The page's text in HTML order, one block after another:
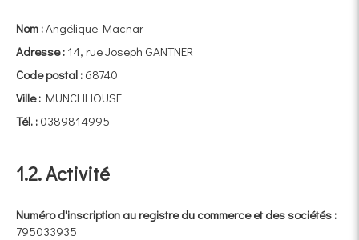
Nom :Angélique Macnar
Adresse : 14, rue Joseph GANTNER
Code postal : 68740
Ville : MUNCHHOUSE
Tél. : 0389814995
1.2. Activité
Numéro d'inscription au registre du commerce et des sociétés :
795033935